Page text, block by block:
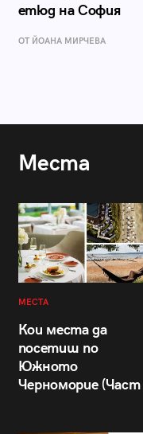
етюд на София
ОТ ЙОАНА МИРЧЕВА
Места
МЕСТА
Кои места да
посетиш по
Южното
Черноморие (Част